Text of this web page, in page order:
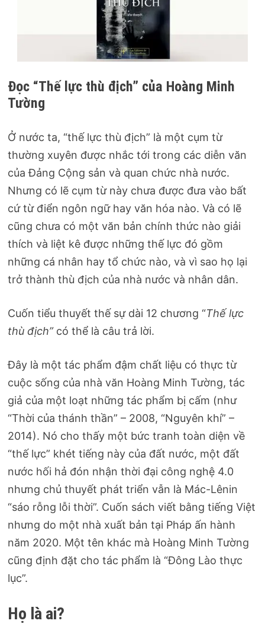
Đọc “Thế lực thù địch” của Hoàng Minh
Tường
Ở nước ta, “thế lực thù địch” là một cụm từ
thường xuyên được nhắc tới trong các diễn văn
của Đảng Cộng sản và quan chức nhà nước.
Nhưng có lẽ cụm từ này chưa được đưa vào bất
cứ từ điển ngôn ngữ hay văn hóa nào. Và có lẽ
cũng chưa có một văn bản chính thức nào giải
thích và liệt kê được những thế lực đó gồm
những cá nhân hay tổ chức nào, và vì sao họ lại
trở thành thù địch của nhà nước và nhân dân.
Cuốn tiểu thuyết thế sự dài 12 chương “Thế lực
thù địch”có thể là câu trả lời.
Đây là một tác phẩm đậm chất liệu có thực từ
cuộc sống của nhà văn Hoàng Minh Tường, tác
giả của một loạt những tác phẩm bị cấm (như
“Thời của thánh thần” – 2008, “Nguyên khí” –
2014). Nó cho thấy một bức tranh toàn diện về
“thế lực” khét tiếng này của đất nước, một đất
nước hối hả đón nhận thời đại công nghệ 4.0
nhưng chủ thuyết phát triển vẫn là Mác-Lênin
“sáo rỗng lỗi thời”. Cuốn sách viết bằng tiếng Việt
nhưng do một nhà xuất bản tại Pháp ấn hành
năm 2020. Một tên khác mà Hoàng Minh Tường
cũng định đặt cho tác phẩm là “Đông Lào thực
lục”.
Họ là ai?